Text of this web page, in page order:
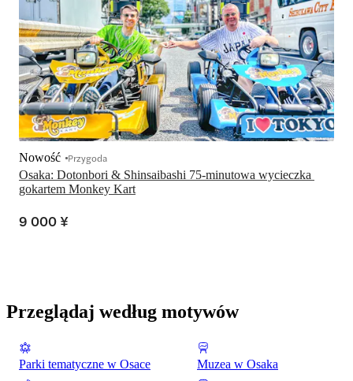
Osaka: Dotonbori & Shinsaibashi 75-minutowa wycieczka
gokartem Monkey Kart
Nowość Przygoda
9 000 ¥
Przeglądaj według motywów
Parki tematyczne w Osace Muzea w Osaka